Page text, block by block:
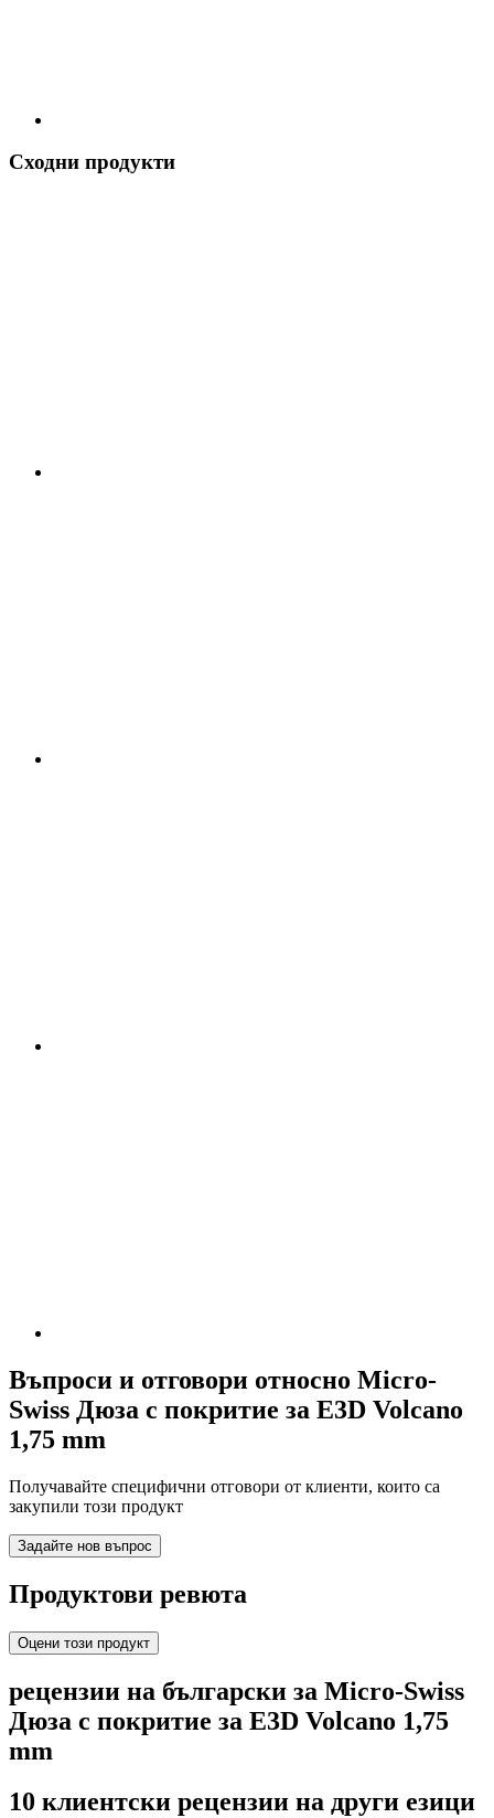
Сходни продукти
Въпроси и отговори относно Micro-
Swiss Дюза с покритие за E3D Volcano
1,75 mm
Получавайте специфични отговори от клиенти, които са
закупили този продукт
Задайте нов въпрос
Продуктови ревюта
Оцени този продукт
рецензии на български за Micro-Swiss
Дюза с покритие за E3D Volcano 1,75
mm
10 клиентски рецензии на други езици